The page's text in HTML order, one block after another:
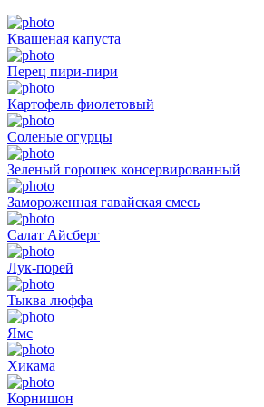
Квашеная капуста
Перец пири-пири
Картофель фиолетовый
Соленые огурцы
Зеленый горошек консервированный
Замороженная гавайская смесь
Салат Айсберг
Лук-порей
Тыква люффа
Ямс
Хикама
Корнишон